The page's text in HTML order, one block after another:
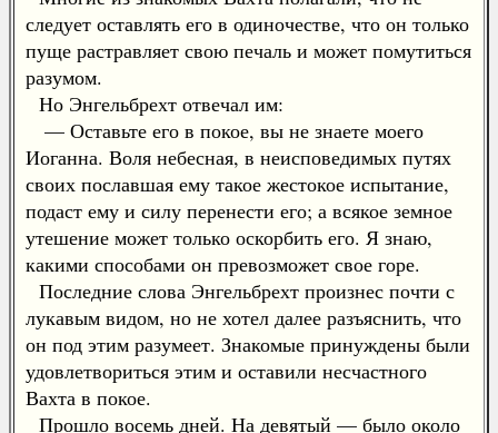
следует оставлять его в одиночестве, что он только
пуще растравляет свою печаль и может помутиться
разумом.
Но Энгельбрехт отвечал им:
— Оставьте его в покое, вы не знаете моего
Иоганна. Воля небесная, в неисповедимых путях
своих пославшая ему такое жестокое испытание,
подаст ему и силу перенести его; а всякое земное
утешение может только оскорбить его. Я знаю,
какими способами он превозможет свое горе.
Последние слова Энгельбрехт произнес почти с
лукавым видом, но не хотел далее разъяснить, что
он под этим разумеет. Знакомые принуждены были
удовлетвориться этим и оставили несчастного
Вахта в покое.
Прошло восемь дней. На девятый — было около